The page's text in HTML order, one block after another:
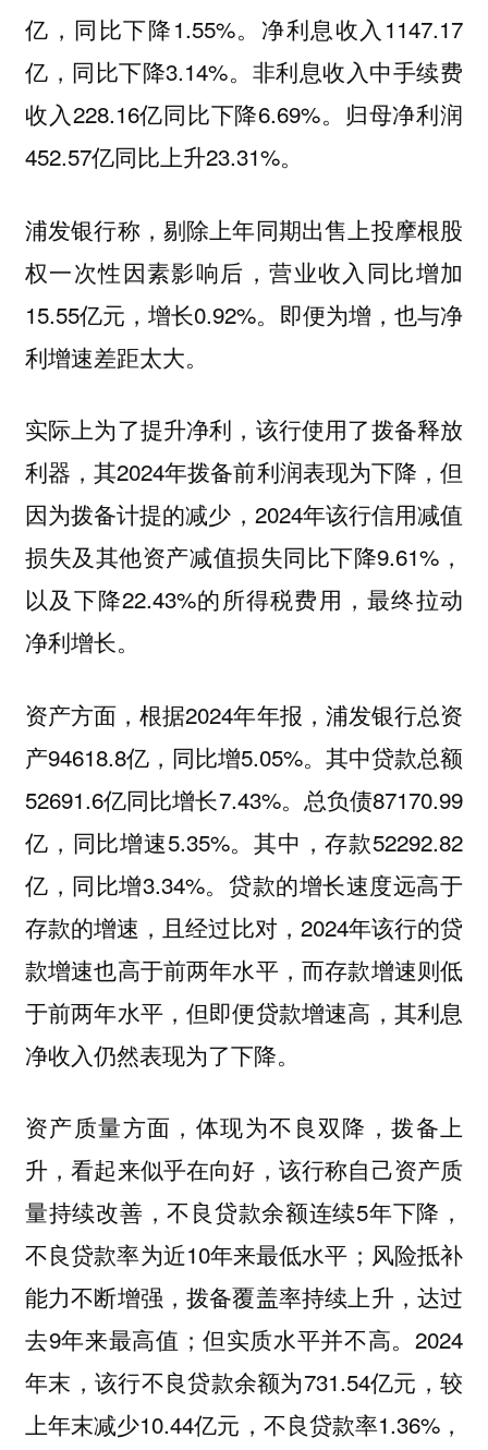
亿，同比下降1.55%。净利息收入1147.17
亿，同比下降3.14%。非利息收入中手续费
收入228.16亿同比下降6.69%。归母净利润
452.57亿同比上升23.31%。
浦发银行称，剔除上年同期出售上投摩根股
权一次性因素影响后，营业收入同比增加
15.55亿元，增长0.92%。即便为增，也与净
利增速差距太大。
实际上为了提升净利，该行使用了拨备释放
利器，其2024年拨备前利润表现为下降，但
因为拨备计提的减少，2024年该行信用减值
损失及其他资产减值损失同比下降9.61%，
以及下降22.43%的所得税费用，最终拉动
净利增长。
资产方面，根据2024年年报，浦发银行总资
产94618.8亿，同比增5.05%。其中贷款总额
52691.6亿同比增长7.43%。总负债87170.99
亿，同比增速5.35%。其中，存款52292.82
亿，同比增3.34%。贷款的增长速度远高于
存款的增速，且经过比对，2024年该行的贷
款增速也高于前两年水平，而存款增速则低
于前两年水平，但即便贷款增速高，其利息
净收入仍然表现为了下降。
资产质量方面，体现为不良双降，拨备上
升，看起来似乎在向好，该行称自己资产质
量持续改善，不良贷款余额连续5年下降，
不良贷款率为近10年来最低水平；风险抵补
能力不断增强，拨备覆盖率持续上升，达过
去9年来最高值；但实质水平并不高。2024
年末，该行不良贷款余额为731.54亿元，较
上年末减少10.44亿元，不良贷款率1.36%，